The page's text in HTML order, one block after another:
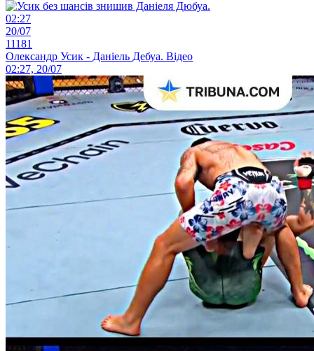
02:27
20/07
11181
Олександр Усик - Даніель Дебуа. Відео
02:27, 20/07